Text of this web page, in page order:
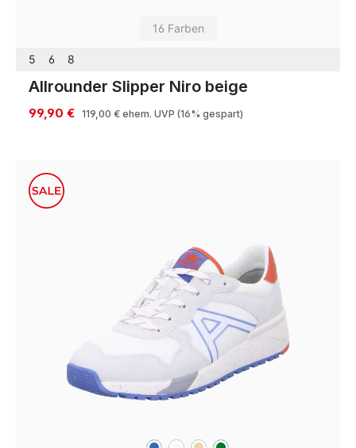
16 Farben
5 6 8
Allrounder Slipper Niro beige
99,90 € 119,00 € ehem. UVP (16% gespart)
blau sonstigebeigegrün